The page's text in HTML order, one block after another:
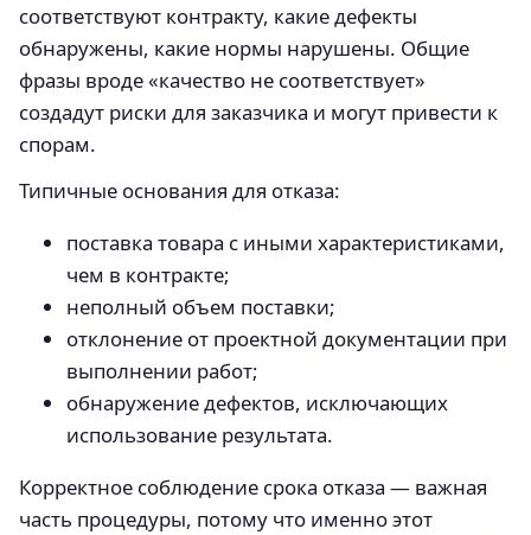
соответствуют контракту, какие дефекты
обнаружены, какие нормы нарушены. Общие
фразы вроде «качество не соответствует»
создадут риски для заказчика и могут привести к
спорам.
Типичные основания для отказа:
поставка товара с иными характеристиками,
чем в контракте;
неполный объем поставки;
отклонение от проектной документации при
выполнении работ;
обнаружение дефектов, исключающих
использование результата.
Корректное соблюдение срока отказа — важная
часть процедуры, потому что именно этот